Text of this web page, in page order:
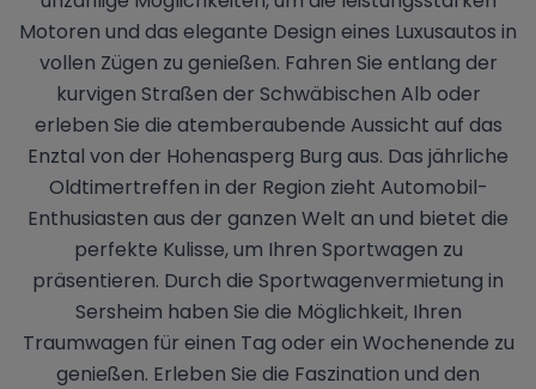
Motoren und das elegante Design eines Luxusautos in
vollen Zügen zu genießen. Fahren Sie entlang der
kurvigen Straßen der Schwäbischen Alb oder
erleben Sie die atemberaubende Aussicht auf das
Enztal von der Hohenasperg Burg aus. Das jährliche
Oldtimertreffen in der Region zieht Automobil-
Enthusiasten aus der ganzen Welt an und bietet die
perfekte Kulisse, um Ihren Sportwagen zu
präsentieren. Durch die Sportwagenvermietung in
Sersheim haben Sie die Möglichkeit, Ihren
Traumwagen für einen Tag oder ein Wochenende zu
genießen. Erleben Sie die Faszination und den